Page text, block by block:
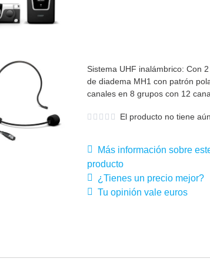
Sistema UHF inalámbrico: Con
de diadema MH1 con patrón
canales en 8 grupos con 12
El producto no tiene
Más información sobre
producto
¿Tienes un precio mejor?
Tu opinión vale euros